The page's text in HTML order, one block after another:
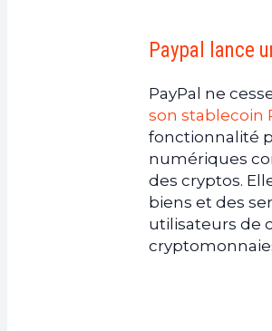
Paypal lance
PayPal ne
son stablecoin
fonctionnalité
numériques
des cryptos.
biens et des
utilisateurs de